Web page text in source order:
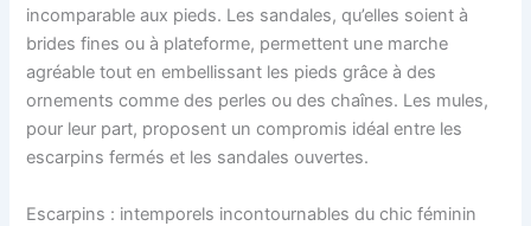
incomparable aux pieds. Les sandales, qu’elles soient à
brides fines ou à plateforme, permettent une marche
agréable tout en embellissant les pieds grâce à des
ornements comme des perles ou des chaînes. Les mules,
pour leur part, proposent un compromis idéal entre les
escarpins fermés et les sandales ouvertes.
Escarpins : intemporels incontournables du chic féminin